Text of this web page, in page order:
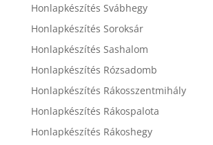
Honlapkészítés Svábhegy
Honlapkészítés Soroksár
Honlapkészítés Sashalom
Honlapkészítés Rózsadomb
Honlapkészítés Rákosszentmihály
Honlapkészítés Rákospalota
Honlapkészítés Rákoshegy